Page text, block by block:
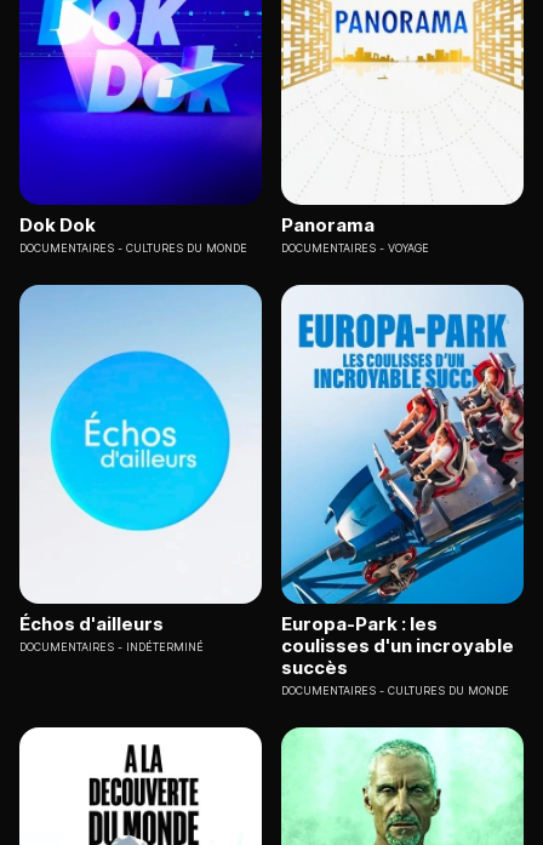
Dok Dok
DOCUMENTAIRES CULTURES DU MONDE
Panorama
DOCUMENTAIRES VOYAGE
Échos d'ailleurs
DOCUMENTAIRES INDÉTERMINÉ
Europa-Park : les
coulisses d'un incroyable
succès
DOCUMENTAIRES CULTURES DU MONDE